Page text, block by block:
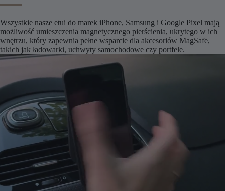
Wszystkie nasze etui do marek iPhone, Samsung i Google Pixel mają
możliwość umieszczenia magnetycznego pierścienia, ukrytego w ich
wnętrzu, który zapewnia pełne wsparcie dla akcesoriów MagSafe,
takich jak ładowarki, uchwyty samochodowe czy portfele.